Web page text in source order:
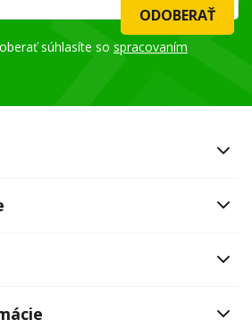
ODOBERAŤ
súhlasíte so spracovaním